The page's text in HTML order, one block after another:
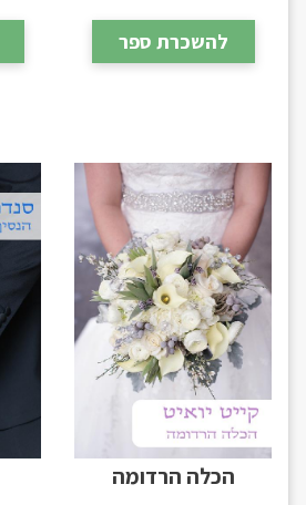
להשכרת ספר
הכלה הרדומה